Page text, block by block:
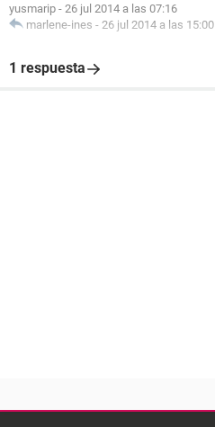
yusmarip - 26 jul 2014 a las 07:16
marlene-ines - 26 jul 2014 a las 15:00
1 respuesta